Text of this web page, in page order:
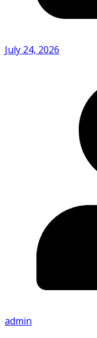
July 24, 2026
admin